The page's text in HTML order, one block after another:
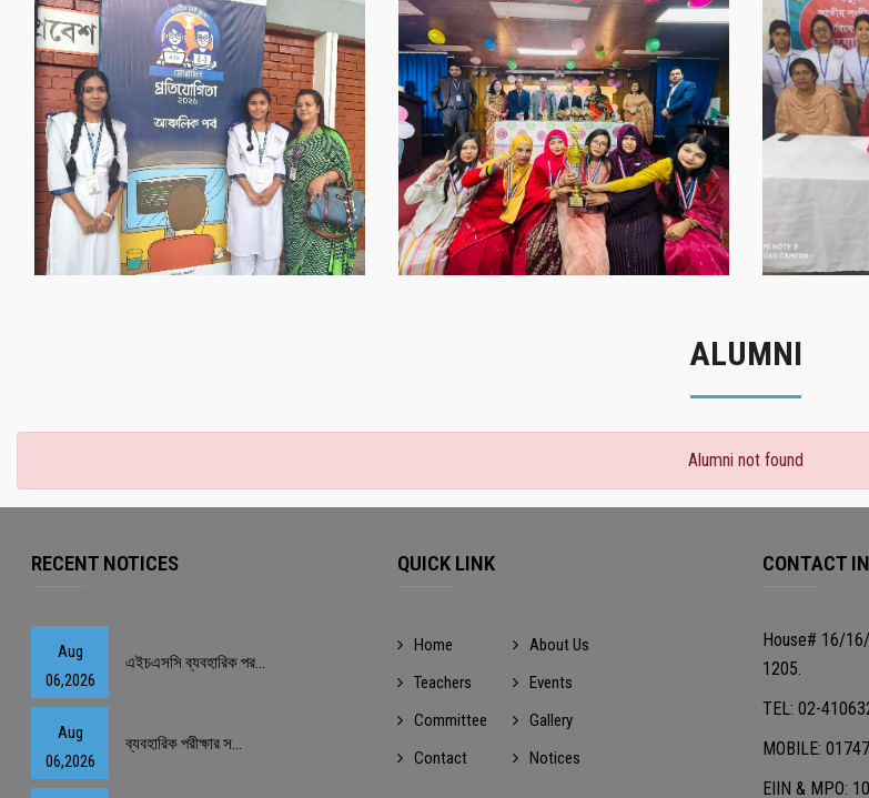
‌গৌর‌বের অর্জন
‌গৌর‌বের অর্জন
গৌরবের মুহূর্ত
গৌরবের মুহূর্ত
ALUMNI
Alumni not found
RECENT NOTICES
Aug
06,2026
এইচএসসি ব্যবহারিক পর...
Aug
06,2026
ব্যবহারিক পরীক্ষার স...
QUICK LINK
Home
About Us
Teachers
Events
Committee
Gallery
Contact
Notices
CONTACT
House# 16/
1205.
TEL: 02-
MOBILE:
EIIN & MPO: